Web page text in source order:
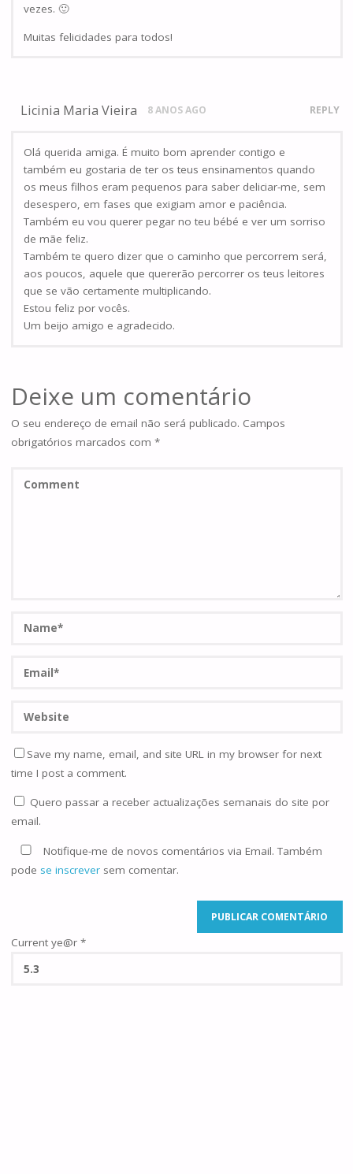
vezes. 🙂
Muitas felicidades para todos!
Licinia Maria Vieira 8 ANOS AGO REPLY
Olá querida amiga. É muito bom aprender contigo e
também eu gostaria de ter os teus ensinamentos quando
os meus filhos eram pequenos para saber deliciar-me, sem
desespero, em fases que exigiam amor e paciência.
Também eu vou querer pegar no teu bébé e ver um sorriso
de mãe feliz.
Também te quero dizer que o caminho que percorrem será,
aos poucos, aquele que quererão percorrer os teus leitores
que se vão certamente multiplicando.
Estou feliz por vocês.
Um beijo amigo e agradecido.
Deixe um comentário
O seu endereço de email não será publicado. Campos
obrigatórios marcados com *
Save my name, email, and site URL in my browser for next
time I post a comment.
Quero passar a receber actualizações semanais do site por
email.
Notifique-me de novos comentários via Email. Também
pode se inscreversem comentar.
Current ye@r *